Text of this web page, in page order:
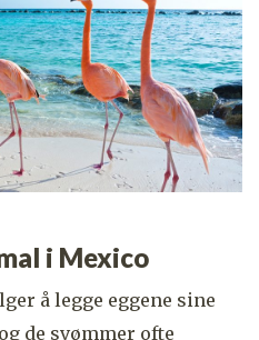
i Mexico
å legge eggene sine
de svømmer ofte